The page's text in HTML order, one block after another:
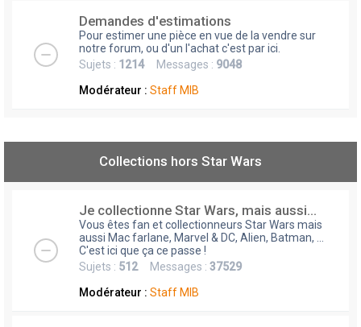
Demandes d'estimations
Pour estimer une pièce en vue de la vendre sur
notre forum, ou d'un l'achat c'est par ici.
Sujets : 1214Messages : 9048
Modérateur : Staff MIB
Collections hors Star Wars
Je collectionne Star Wars, mais aussi...
Vous êtes fan et collectionneurs Star Wars mais
aussi Mac farlane, Marvel & DC, Alien, Batman, ...
C'est ici que ça ce passe !
Sujets : 512Messages : 37529
Modérateur : Staff MIB